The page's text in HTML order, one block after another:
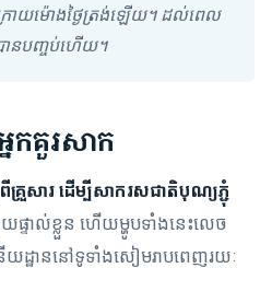
រោយម៉ោងថ្ងៃត្រង់ឡើយ។ ដល់ពេល
បានបញ្ចប់ហើយ។
កគួរសាក
គ្រួសារ ដើម្បីសាករសជាតិបុណ្យភ្ជុំ
ទាល់ខ្លួន ហើយម្ហូបទាំងនេះលេច
យដ្ឋាននៅទូទាំងសៀមរាបពេញរយៈ